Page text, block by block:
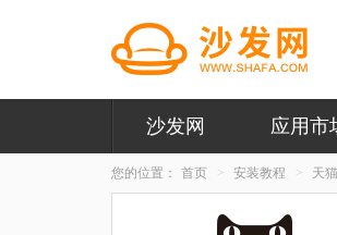
沙发网 应用市
您的位置： 首页 安装教程 天